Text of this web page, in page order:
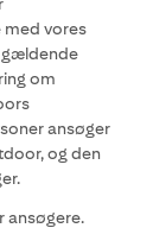
med vores
gældende
om
ansøger
og den
ansøgere.